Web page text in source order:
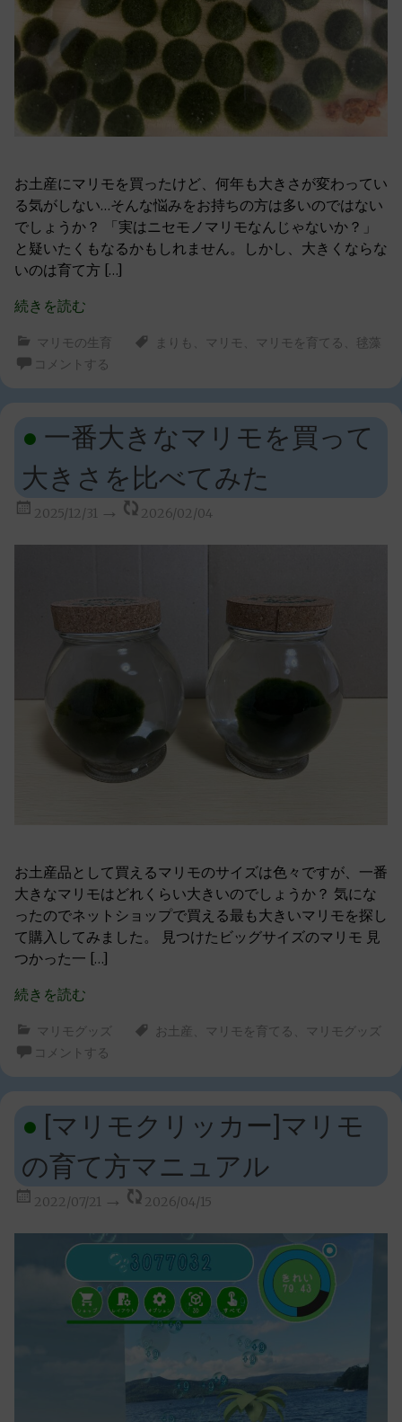
お土産にマリモを買ったけど、何年も大きさが変わってい
る気がしない…そんな悩みをお持ちの方は多いのではない
でしょうか？ 「実はニセモノマリモなんじゃないか？」
と疑いたくもなるかもしれません。しかし、大きくならな
いのは育て方 […]
続きを読む
マリモの生育 まりも マリモ マリモを育てる
毬藻
コメントする
一番大きなマリモを買って
大きさを比べてみた
2025/12/31 2026/02/04
お土産品として買えるマリモのサイズは色々ですが、一番
大きなマリモはどれくらい大きいのでしょうか？ 気にな
ったのでネットショップで買える最も大きいマリモを探し
て購入してみました。 見つけたビッグサイズのマリモ 見
つかった一 […]
続きを読む
マリモグッズ お土産 マリモを育てる
マリモグッズ
コメントする
[マリモクリッカー]マリモ
の育て方マニュアル
2022/07/21 2026/04/15